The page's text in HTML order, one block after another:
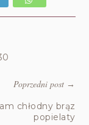
Poprzedni post→
chłodny brąz
popielaty